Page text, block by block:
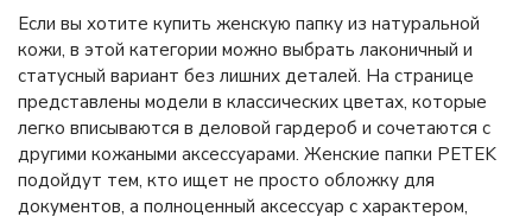
Если вы хотите купить женскую папку из натуральной
кожи, в этой категории можно выбрать лаконичный и
статусный вариант без лишних деталей. На странице
представлены модели в классических цветах, которые
легко вписываются в деловой гардероб и сочетаются с
другими кожаными аксессуарами. Женские папки PETEK
подойдут тем, кто ищет не просто обложку для
документов, а полноценный аксессуар с характером,